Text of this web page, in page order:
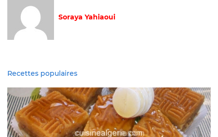
Soraya Yahiaoui
Recettes populaires